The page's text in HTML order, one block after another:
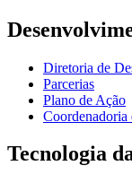
Diretoria de
Parcerias
Plano de Ação
Coordenadoria
Tecnologia